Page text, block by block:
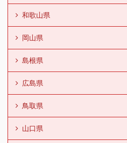
和歌山県
岡山県
島根県
広島県
鳥取県
山口県